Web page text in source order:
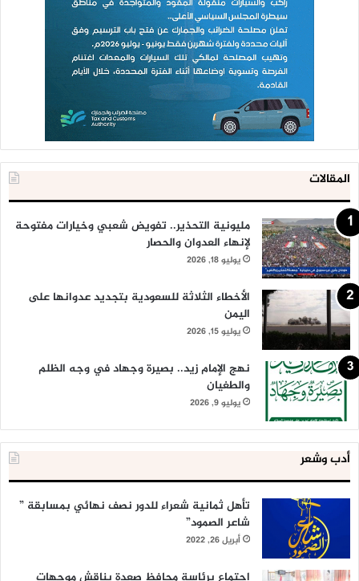
المقالات
مليونية التحذير.. تفويض شعبي وخيارات مفتوحة
لإنهاء العدوان والحصار
يوليو 18, 2026
الأخطاء الثلاثة للسعودية بتجديد عدوانها على
اليمن
يوليو 15, 2026
نهج الإمام زيد.. بصيرة وجهاد في وجه الظلم
والطغيان
يوليو 9, 2026
أدب وشعر
تأهل ثمانية شعراء للدور نصف نهائي بمسابقة ”
شاعر الصمود”
أبريل 26, 2022